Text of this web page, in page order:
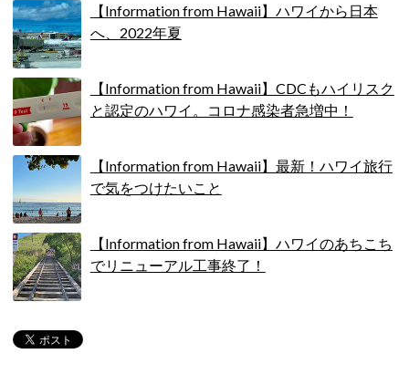
【Information from Hawaii】ハワイから日本
へ、2022年夏
【Information from Hawaii】CDCもハイリスク
と認定のハワイ。コロナ感染者急増中！
【Information from Hawaii】最新！ハワイ旅行
で気をつけたいこと
【Information from Hawaii】ハワイのあちこち
でリニューアル工事終了！